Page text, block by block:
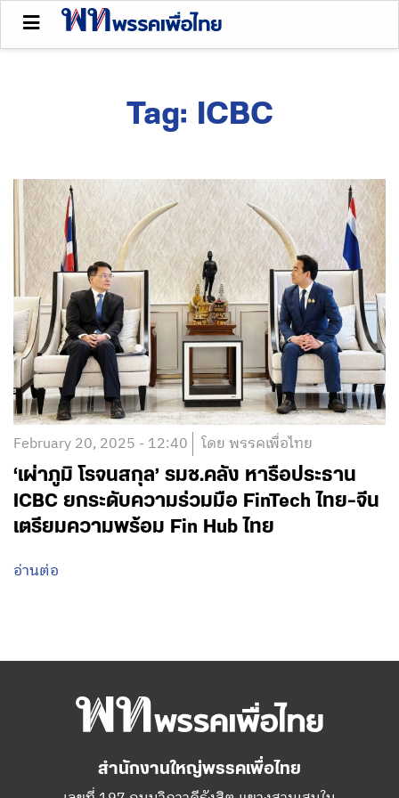
Tag: ICBC
February 20, 2025 - 12:40 โดย พรรคเพื่อไทย
‘เผ่าภูมิ โรจนสกุล’ รมช.คลัง หารือประธาน
ICBC ยกระดับความร่วมมือ FinTech ไทย-จีน
เตรียมความพร้อม Fin Hub ไทย
อ่านต่อ
สำนักงานใหญ่พรรคเพื่อไทย